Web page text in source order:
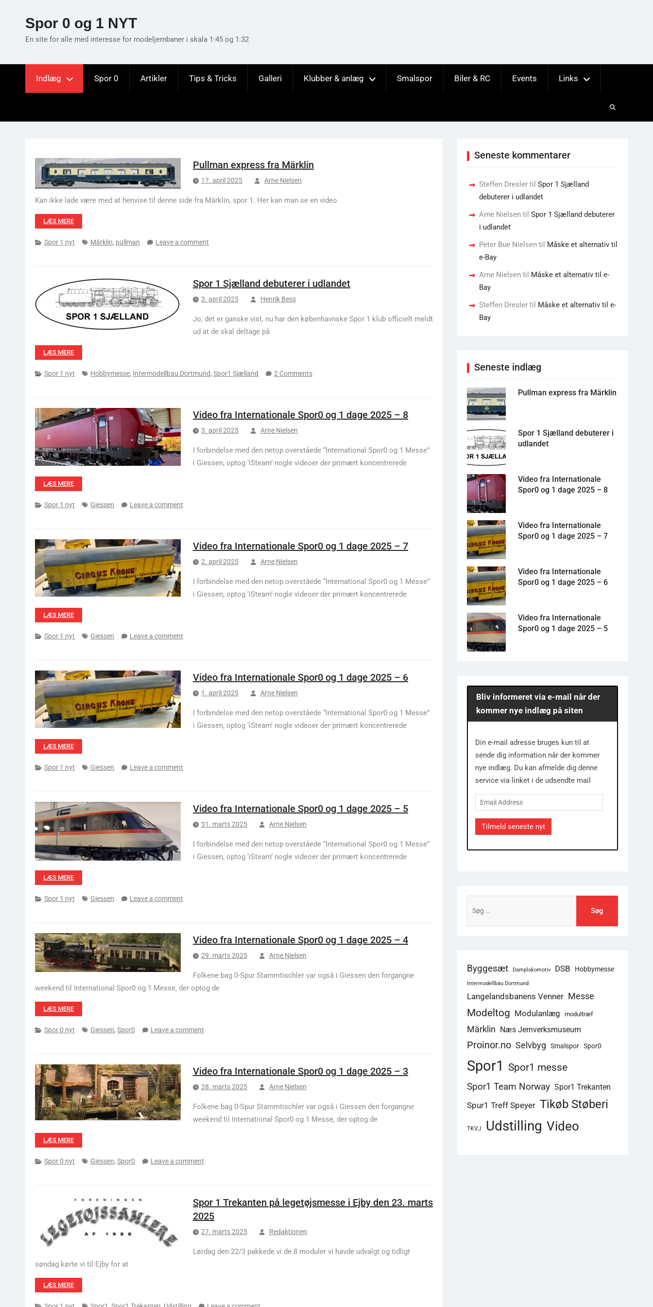
Spor 0 og 1 NYT
En site for alle med interesse for modeljernbaner i skala 1:45 og 1:32
Indlæg Spor 0 Artikler Tips & Tricks Galleri Klubber & anlæg Smalspor Biler & RC Events Links
Arkiv Pullman express fra Märklin
17. april 2025 Arne Nielsen
Kan ikke lade være med at henvise til denne side fra Märklin, spor 1. Her kan man se en video
LÆS MERE
Spor 1 nyt Märklin, pullman Leave a comment
Spor 1 Sjælland debuterer i udlandet
3. april 2025 Henrik Bess
Jo, det er ganske vist, nu har den københavnske Spor 1 klub officielt meldt
ud at de skal deltage på
LÆS MERE
Spor 1 nyt Hobbymesse, Intermodellbau Dortmund, Spor1 Sjælland 2 Comments
Video fra Internationale Spor0 og 1 dage 2025 – 8
3. april 2025 Arne Nielsen
I forbindelse med den netop overståede “International Spor0 og 1 Messe”
i Giessen, optog ‘iSteam’ nogle videoer der primært koncentrerede
LÆS MERE
Spor 1 nyt Giessen Leave a comment
Video fra Internationale Spor0 og 1 dage 2025 – 7
2. april 2025 Arne Nielsen
I forbindelse med den netop overståede “International Spor0 og 1 Messe”
i Giessen, optog ‘iSteam’ nogle videoer der primært koncentrerede
LÆS MERE
Spor 1 nyt Giessen Leave a comment
Video fra Internationale Spor0 og 1 dage 2025 – 6
1. april 2025 Arne Nielsen
I forbindelse med den netop overståede “International Spor0 og 1 Messe”
i Giessen, optog ‘iSteam’ nogle videoer der primært koncentrerede
LÆS MERE
Spor 1 nyt Giessen Leave a comment
Video fra Internationale Spor0 og 1 dage 2025 – 5
31. marts 2025 Arne Nielsen
I forbindelse med den netop overståede “International Spor0 og 1 Messe”
i Giessen, optog ‘iSteam’ nogle videoer der primært koncentrerede
LÆS MERE
Spor 1 nyt Giessen Leave a comment
Video fra Internationale Spor0 og 1 dage 2025 – 4
29. marts 2025 Arne Nielsen
Folkene bag 0-Spur Stammtischler var også i Giessen den forgangne
weekend til International Spor0 og 1 Messe, der optog de
LÆS MERE
Spor 0 nyt Giessen, Spor0 Leave a comment
Video fra Internationale Spor0 og 1 dage 2025 – 3
28. marts 2025 Arne Nielsen
Folkene bag 0-Spur Stammtischler var også i Giessen den forgangne
weekend til International Spor0 og 1 Messe, der optog de
LÆS MERE
Spor 0 nyt Giessen, Spor0 Leave a comment
Spor 1 Trekanten på legetøjsmesse i Ejby den 23. marts
2025
27. marts 2025 Redaktionen
Lørdag den 22/3 pakkede vi de 8 moduler vi havde udvalgt og tidligt
søndag kørte vi til Ejby for at
LÆS MERE
Seneste kommentarer
Steffen Dresler til Spor 1 Sjælland
debuterer i udlandet
Arne Nielsen til Spor 1 Sjælland debuterer
i udlandet
Peter Bue Nielsen til Måske et alternativ til
e-Bay
Arne Nielsen til Måske et alternativ til e-
Bay
Steffen Dresler til Måske et alternativ til e-
Bay
Seneste indlæg
Pullman express fra Märklin
Spor 1 Sjælland debuterer i
udlandet
Video fra Internationale
Spor0 og 1 dage 2025 – 8
Video fra Internationale
Spor0 og 1 dage 2025 – 7
Video fra Internationale
Spor0 og 1 dage 2025 – 6
Video fra Internationale
Spor0 og 1 dage 2025 – 5
Bliv informeret via e-mail når der
kommer nye indlæg på siten
Din e-mail adresse bruges kun til at
sende dig information når der kommer
nye indlæg. Du kan afmelde dig denne
service via linket i de udsendte mail
Email
Address
Tilmeld seneste nyt
efter:
Byggesæt Damplokomotiv DSB Hobbymesse
Intermodellbau Dortmund
Langelandsbanens Venner Messe
Modeltog Modulanlæg modultræf
Märklin Næs Jernverksmuseum
Proinor.no Selvbyg Smalspor Spor0
Spor1 Spor1 messe
Spor1 Team Norway Spor1 Trekanten
Spur1 Treff Speyer Tikøb Støberi
TKVJ Udstilling Video